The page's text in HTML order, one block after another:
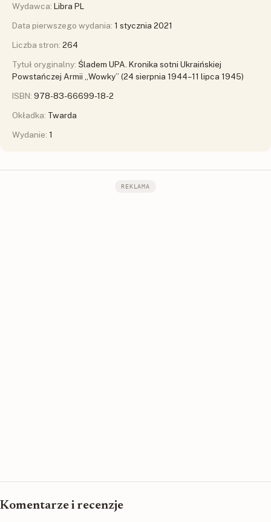
Wydawca: Libra PL
Data pierwszego wydania: 1 stycznia 2021
Liczba stron: 264
Tytuł oryginalny: Śladem UPA. Kronika sotni Ukraińskiej
Powstańczej Armii „Wowky” (24 sierpnia 1944–11 lipca 1945)
ISBN: 978-83-66699-18-2
Okładka: Twarda
Wydanie: 1
REKLAMA
Komentarze i recenzje